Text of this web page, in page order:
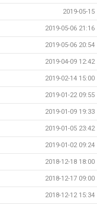
2019-05-15
2019-05-06 21:16
2019-05-06 20:54
2019-04-09 12:42
2019-02-14 15:00
2019-01-22 09:55
2019-01-09 19:33
2019-01-05 23:42
2019-01-02 09:24
2018-12-18 18:00
2018-12-17 09:00
2018-12-12 15:34